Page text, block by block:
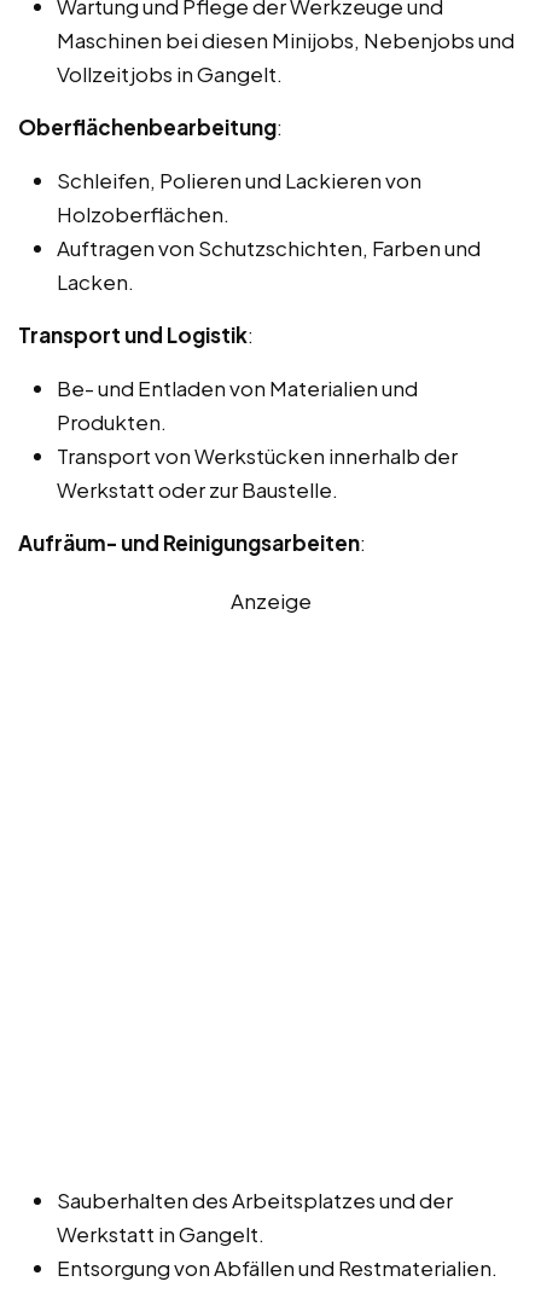
Wartung und Pflege der Werkzeuge und
Maschinen bei diesen Minijobs, Nebenjobs und
Vollzeitjobs in Gangelt.
Oberflächenbearbeitung:
Schleifen, Polieren und Lackieren von
Holzoberflächen.
Auftragen von Schutzschichten, Farben und
Lacken.
Transport und Logistik:
Be- und Entladen von Materialien und
Produkten.
Transport von Werkstücken innerhalb der
Werkstatt oder zur Baustelle.
Aufräum- und Reinigungsarbeiten:
Anzeige
Sauberhalten des Arbeitsplatzes und der
Werkstatt in Gangelt.
Entsorgung von Abfällen und Restmaterialien.